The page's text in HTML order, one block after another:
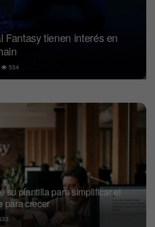
Fantasy tienen interés en
554
su plantilla para simplificar el
para crecer